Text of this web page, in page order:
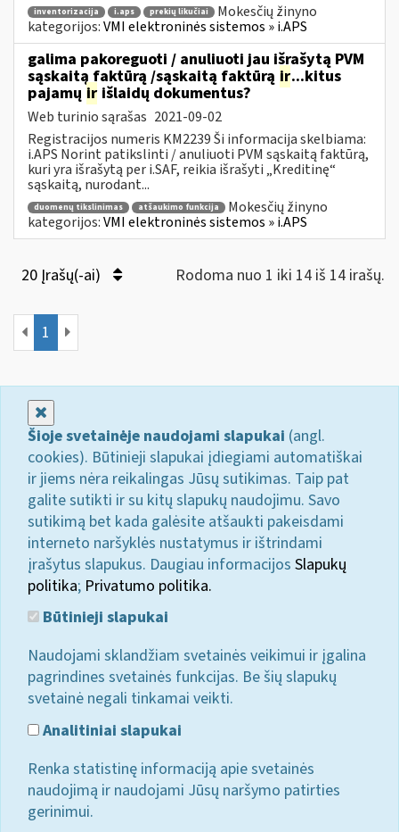
inventorizacija i.aps prekių likučiai
Mokesčių žinyno
kategorijos:VMI elektroninės sistemos » i.APS
galima pakoreguoti / anuliuoti jau išrašytą PVM
sąskaitą faktūrą /sąskaitą faktūrą ir...kitus
pajamų ir išlaidų dokumentus?
Web turinio sąrašas 2021-09-02
Registracijos numeris KM2239 Ši informacija skelbiama:
i.APS Norint patikslinti / anuliuoti PVM sąskaitą faktūrą,
kuri yra išrašytą per i.SAF, reikia išrašyti „Kreditinę“
sąskaitą, nurodant...
duomenų tikslinimas atšaukimo funkcija
Mokesčių žinyno
kategorijos:VMI elektroninės sistemos » i.APS
20 Įrašų(-ai) Rodoma nuo 1 iki 14 iš 14 irašų.
1
Šioje svetainėje naudojami slapukai (angl.
cookies). Būtinieji slapukai įdiegiami automatiškai
ir jiems nėra reikalingas Jūsų sutikimas. Taip pat
galite sutikti ir su kitų slapukų naudojimu. Savo
sutikimą bet kada galėsite atšaukti pakeisdami
interneto naršyklės nustatymus ir ištrindami
įrašytus slapukus. Daugiau informacijos Slapukų
politika; Privatumo politika.
Būtinieji slapukai
Naudojami sklandžiam svetainės veikimui ir įgalina
pagrindines svetainės funkcijas. Be šių slapukų
svetainė negali tinkamai veikti.
Analitiniai slapukai
Renka statistinę informaciją apie svetainės
naudojimą ir naudojami Jūsų naršymo patirties
gerinimui.